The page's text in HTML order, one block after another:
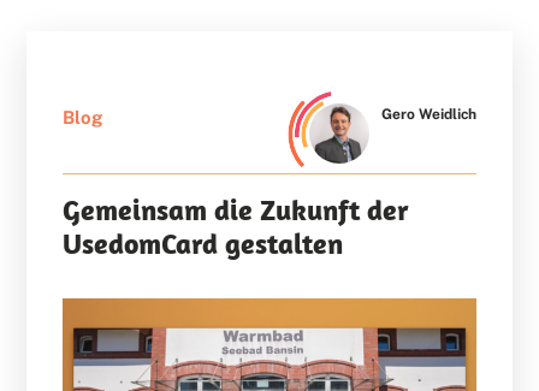
Blog Gero Weidlich
Gemeinsam die Zukunft der
UsedomCard gestalten